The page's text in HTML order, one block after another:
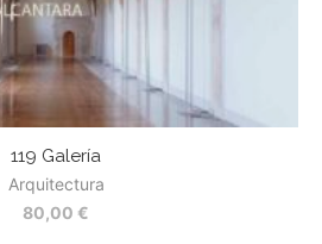
119 Galería
Arquitectura
80,00 €